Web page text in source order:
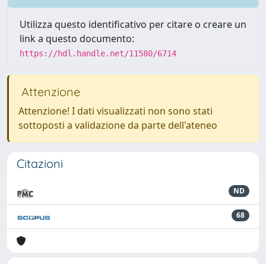
Utilizza questo identificativo per citare o creare un
link a questo documento:
https://hdl.handle.net/11580/6714
Attenzione
Attenzione! I dati visualizzati non sono stati
sottoposti a validazione da parte dell'ateneo
Citazioni
ND
68